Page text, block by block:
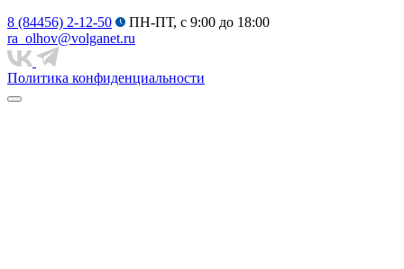
8 (84456) 2-12-50
ПН-ПТ, с 9:00 до 18:00
ra_olhov@volganet.ru
Политика конфиденциальности